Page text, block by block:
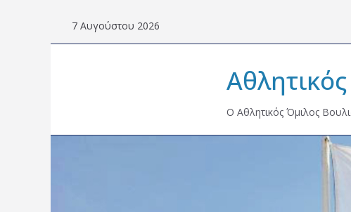
7 Αυγούστου 2026
Ο Αθλητικός Όμιλος